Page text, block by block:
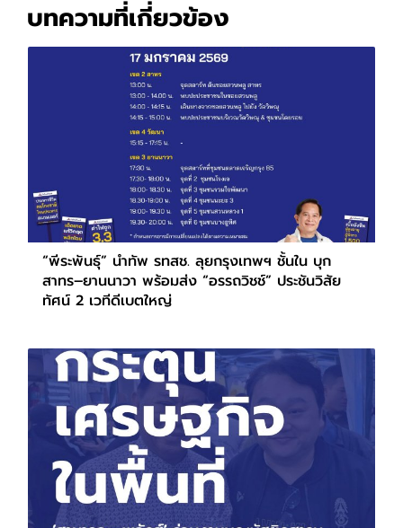
บทความที่เกี่ยวข้อง
“พีระพันธุ์” นำทัพ รทสช. ลุยกรุงเทพฯ ชั้นใน บุก
สาทร–ยานนาวา พร้อมส่ง “อรรถวิชช์” ประชันวิสัย
ทัศน์ 2 เวทีดีเบตใหญ่